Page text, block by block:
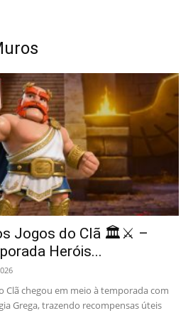
Jogos do Clã 🏛️⚔️ –
Heróis...
Clã chegou em meio à temporada com
Grega, trazendo recompensas úteis